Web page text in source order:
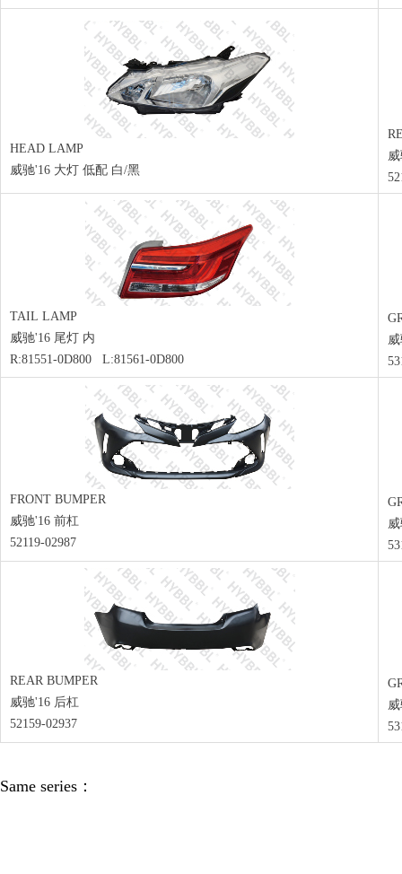
HEAD LAMP
威驰'16 大灯 低配 白/黑
TAIL LAMP
威驰'16 尾灯 内
R:81551-0D800 L:81561-0D800
FRONT BUMPER
威驰'16 前杠
52119-02987
REAR BUMPER
威驰'16 后杠
52159-02937
Same series：